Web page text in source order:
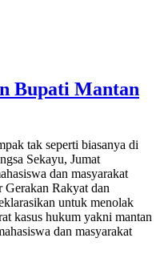
Bupati Mantan
tak seperti biasanya di
Sekayu, Jumat
dan masyarakat
Gerakan Rakyat dan
untuk menolak
kasus hukum yakni mantan
dan masyarakat